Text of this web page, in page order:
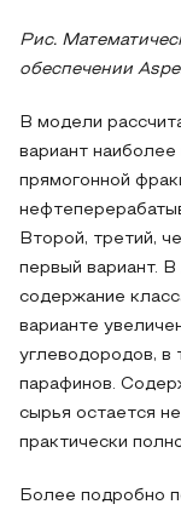
Рис.
обеспечении
В модели
вариант
прямогонной
Второй, третий,
первый вариант.
содержание
варианте
углеводородов, в
парафинов.
сырья остается
практически
Более подробно